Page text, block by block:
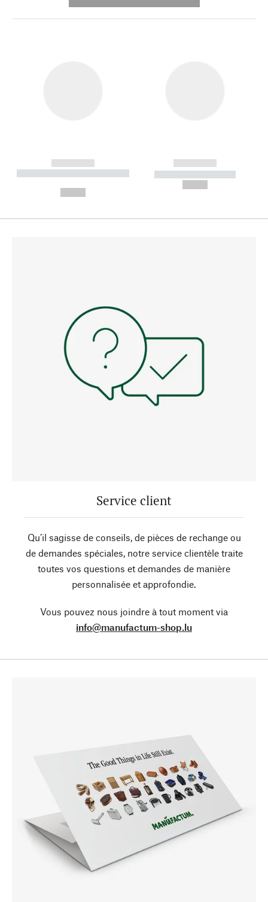
------------
----------- ----------- --------
------------
----------- -----------
Service client
Qu’il sagisse de conseils, de pièces de rechange ou
de demandes spéciales, notre service clientèle traite
toutes vos questions et demandes de manière
personnalisée et approfondie.
Vous pouvez nous joindre à tout moment via
info@manufactum-shop.lu